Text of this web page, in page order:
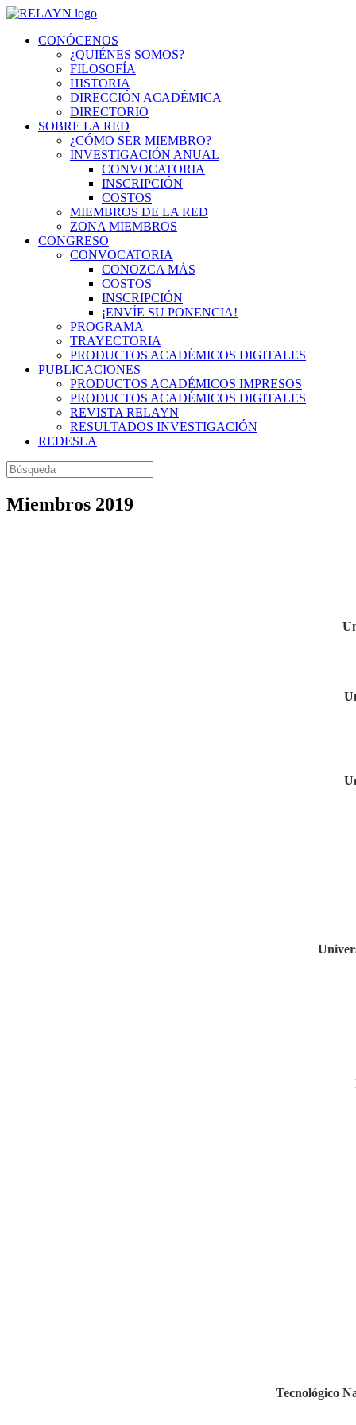
CONÓCENOS
¿QUIÉNES SOMOS?
FILOSOFÍA
HISTORIA
DIRECCIÓN ACADÉMICA
DIRECTORIO
SOBRE LA RED
¿CÓMO SER MIEMBRO?
INVESTIGACIÓN ANUAL
CONVOCATORIA
INSCRIPCIÓN
COSTOS
MIEMBROS DE LA RED
ZONA MIEMBROS
CONGRESO
CONVOCATORIA
CONOZCA MÁS
COSTOS
INSCRIPCIÓN
¡ENVÍE SU PONENCIA!
PROGRAMA
TRAYECTORIA
PRODUCTOS ACADÉMICOS DIGITALES
PUBLICACIONES
PRODUCTOS ACADÉMICOS IMPRESOS
PRODUCTOS ACADÉMICOS DIGITALES
REVISTA RELAYN
RESULTADOS INVESTIGACIÓN
REDESLA
Miembros 2019
Tecnológico